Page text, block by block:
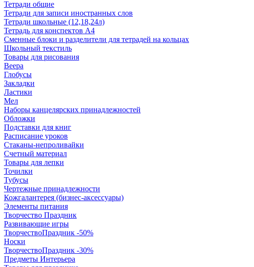
Тетради общие
Тетради для записи иностранных слов
Тетради школьные (12,18,24л)
Тетрадь для конспектов А4
Сменные блоки и разделители для тетрадей на кольцах
Школьный текстиль
Товары для рисования
Веера
Глобусы
Закладки
Ластики
Мел
Наборы канцелярских принадлежностей
Обложки
Подставки для книг
Расписание уроков
Стаканы-непроливайки
Счетный материал
Товары для лепки
Точилки
Тубусы
Чертежные принадлежности
Кожгалантерея (бизнес-аксессуары)
Элементы питания
Творчество Праздник
Развивающие игры
ТворчествоПраздник -50%
Носки
ТворчествоПраздник -30%
Предметы Интерьера